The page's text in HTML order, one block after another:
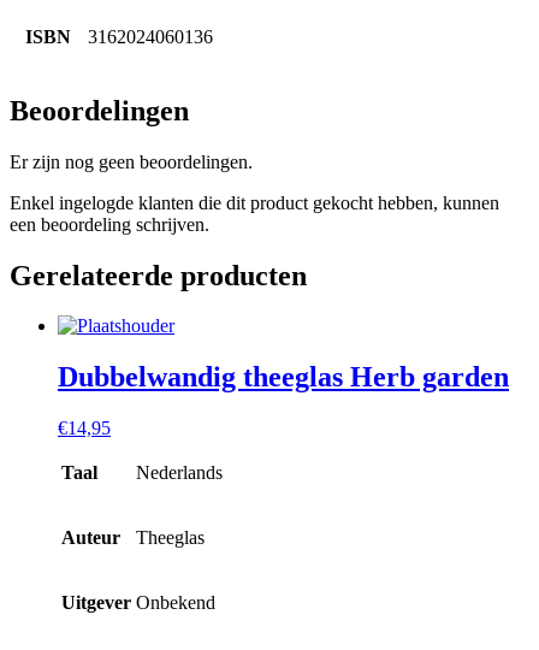
ISBN 3162024060136
Beoordelingen
Er zijn nog geen beoordelingen.
Enkel ingelogde klanten die dit product gekocht hebben, kunnen
een beoordeling schrijven.
Gerelateerde producten
Dubbelwandig theeglas Herb garden
€14,95
Taal Nederlands
Auteur Theeglas
Uitgever Onbekend